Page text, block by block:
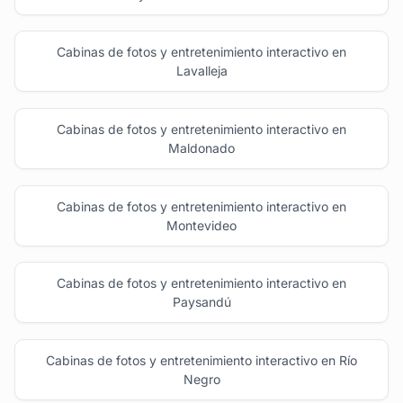
Cabinas de fotos y entretenimiento interactivo en
Lavalleja
Cabinas de fotos y entretenimiento interactivo en
Maldonado
Cabinas de fotos y entretenimiento interactivo en
Montevideo
Cabinas de fotos y entretenimiento interactivo en
Paysandú
Cabinas de fotos y entretenimiento interactivo en Río
Negro